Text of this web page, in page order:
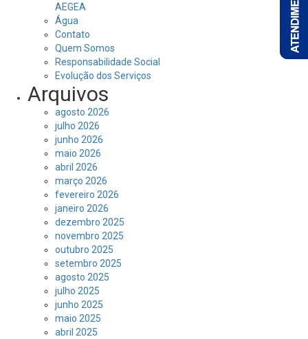
AEGEA
Água
Contato
Quem Somos
Responsabilidade Social
Evolução dos Serviços
Arquivos
agosto 2026
julho 2026
junho 2026
maio 2026
abril 2026
março 2026
fevereiro 2026
janeiro 2026
dezembro 2025
novembro 2025
outubro 2025
setembro 2025
agosto 2025
julho 2025
junho 2025
maio 2025
abril 2025